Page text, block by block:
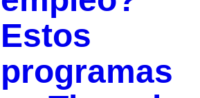
Estos
programas